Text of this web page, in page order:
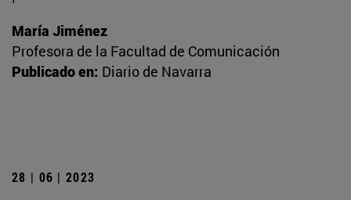
María Jiménez
Profesora de la Facultad de Comunicación
Publicado en: Diario de Navarra
28 | 06 | 2023